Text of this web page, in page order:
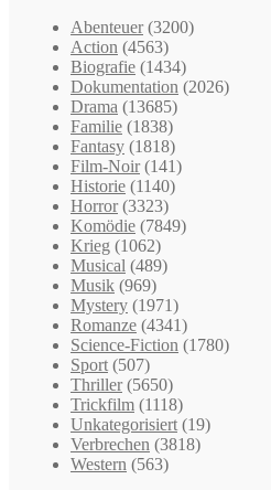
Abenteuer (3200)
Action (4563)
Biografie (1434)
Dokumentation (2026)
Drama (13685)
Familie (1838)
Fantasy (1818)
Film-Noir (141)
Historie (1140)
Horror (3323)
Komödie (7849)
Krieg (1062)
Musical (489)
Musik (969)
Mystery (1971)
Romanze (4341)
Science-Fiction (1780)
Sport (507)
Thriller (5650)
Trickfilm (1118)
Unkategorisiert (19)
Verbrechen (3818)
Western (563)